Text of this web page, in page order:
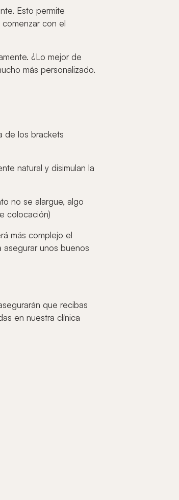
Esto permite
con el
¿Lo mejor de
más personalizado.
de los brackets
natural y disimulan la
no se alargue, algo
colocación)
más complejo el
unos buenos
que recibas
en nuestra clínica